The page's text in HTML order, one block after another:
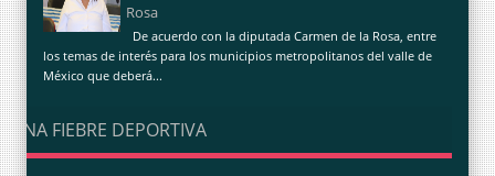
Rosa
De acuerdo con la diputada Carmen de la Rosa, entre
los temas de interés para los municipios metropolitanos del valle de
México que deberá...
UNA FIEBRE DEPORTIVA